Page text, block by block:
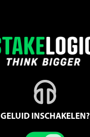
GELUID INSCHAKELEN?